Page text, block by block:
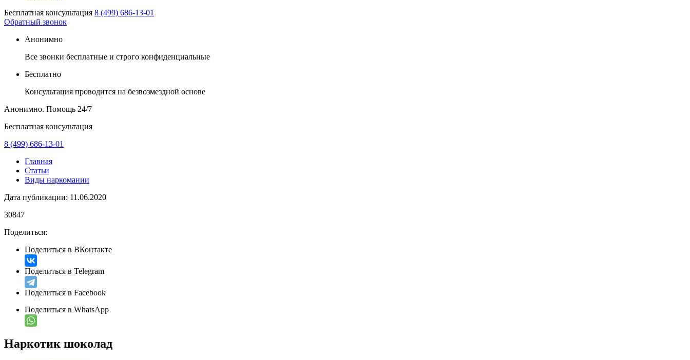
Бесплатная консультация 8 (499) 686-13-01
Обратный звонок
Анонимно
Все звонки бесплатные и строго конфиденциальные
Бесплатно
Консультация проводится на безвозмездной основе
Анонимно. Помощь 24/7
Бесплатная консультация
8 (499) 686-13-01
Главная
Статьи
Виды наркомании
Дата публикации: 11.06.2020
30847
Поделиться:
Поделиться в ВКонтакте
Поделиться в Telegram
Поделиться в Facebook
Поделиться в WhatsApp
Наркотик шоколад